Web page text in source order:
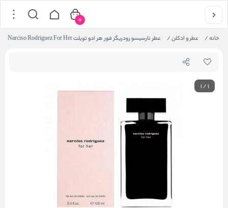
خانه/ عطر و ادکلن/ عطر نارسیسو رودریگز فور هر ادو تویلت Narciso Rodriguez For Her
0
1/1